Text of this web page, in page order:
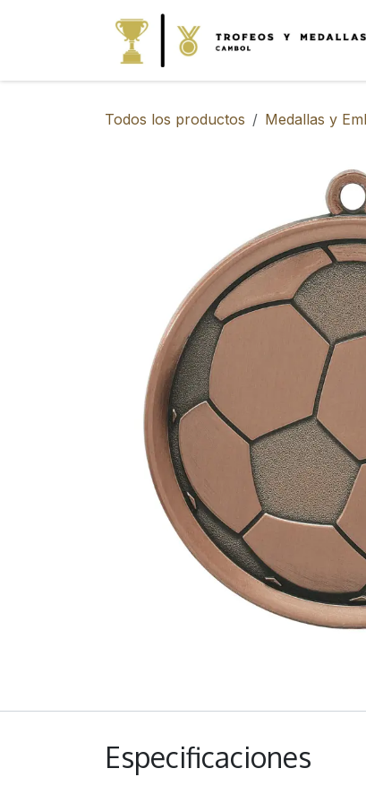
Todos los productos Medallas y
Especificaciones